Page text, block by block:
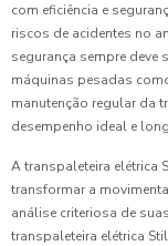
com eficiência e
riscos de acidentes no
segurança sempre deve
máquinas pesadas
manutenção regular da
desempenho ideal e
A transpaleteira elétrica
transformar a
análise criteriosa de
transpaleteira elétrica